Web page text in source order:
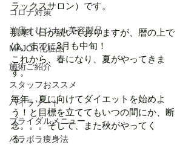
コロナ対策
当店オリジナル美容製品
MAJOR化粧品
施術ご紹介
スタッフおススメ
パイラソード
ブライダルメニュー
パラボラ痩身法
ラックスサロン）です。
肌寒い日が続いておりますが、暦の上で
は、すでに3月も中旬！
これから、春になり、夏がやってきま
す。
毎年、夏に向けてダイエットを始めよ
う！と目標を立ててもいつの間にか、断
念。。。そして、また秋がやってく
る。。。